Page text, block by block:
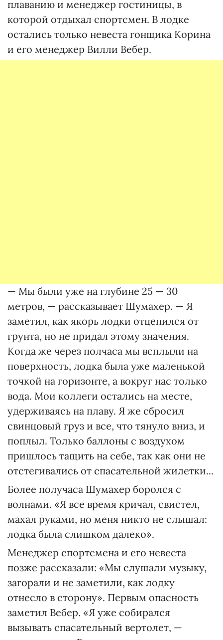
плаванию и менеджер гостиницы, в
которой отдыхал спортсмен. В лодке
остались только невеста гонщика Корина
и его менеджер Вилли Вебер.
— Мы были уже на глубине 25 — 30
метров, — рассказывает Шумахер. — Я
заметил, как якорь лодки отцепился от
грунта, но не придал этому значения.
Когда же через полчаса мы всплыли на
поверхность, лодка была уже маленькой
точкой на горизонте, а вокруг нас только
вода. Мои коллеги остались на месте,
удерживаясь на плаву. Я же сбросил
свинцовый груз и все, что тянуло вниз, и
поплыл. Только баллоны с воздухом
пришлось тащить на себе, так как они не
отстегивались от спасательной жилетки...
Более получаса Шумахер боролся с
волнами. «Я все время кричал, свистел,
махал руками, но меня никто не слышал:
лодка была слишком далеко».
Менеджер спортсмена и его невеста
позже рассказали: «Мы слушали музыку,
загорали и не заметили, как лодку
отнесло в сторону». Первым опасность
заметил Вебер. «Я уже собирался
вызывать спасательный вертолет, —